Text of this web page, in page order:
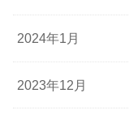
2024年1月
2023年12月